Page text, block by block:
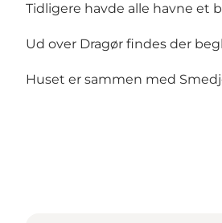
Tidligere havde alle havne et
Ud over Dragør findes der
Huset er sammen med